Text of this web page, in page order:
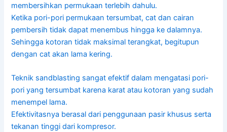
membersihkan permukaan terlebih dahulu.
Ketika pori-pori permukaan tersumbat, cat dan cairan
pembersih tidak dapat menembus hingga ke dalamnya.
Sehingga kotoran tidak maksimal terangkat, begitupun
dengan cat akan lama kering.
Teknik sandblasting sangat efektif dalam mengatasi pori-
pori yang tersumbat karena karat atau kotoran yang sudah
menempel lama.
Efektivitasnya berasal dari penggunaan pasir khusus serta
tekanan tinggi dari kompresor.